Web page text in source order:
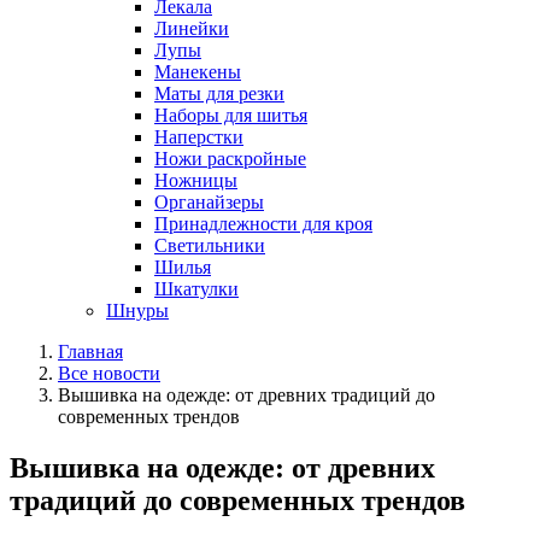
Лекала
Линейки
Лупы
Манекены
Маты для резки
Наборы для шитья
Наперстки
Ножи раскройные
Ножницы
Органайзеры
Принадлежности для кроя
Светильники
Шилья
Шкатулки
Шнуры
Главная
Все новости
Вышивка на одежде: от древних традиций до
современных трендов
Вышивка на одежде: от древних
традиций до современных трендов